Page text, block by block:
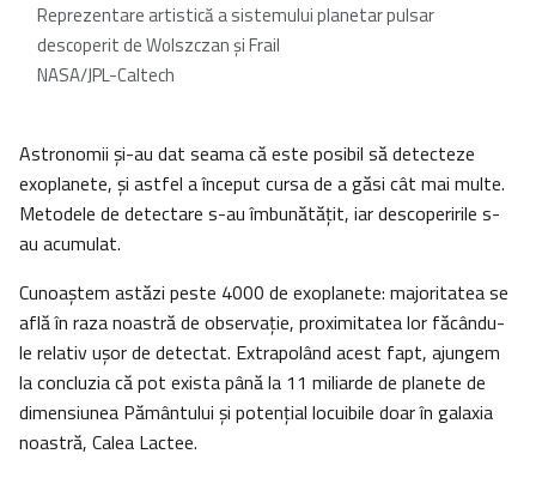
Reprezentare artistică a sistemului planetar pulsar
descoperit de Wolszczan și Frail
NASA/JPL-Caltech
Astronomii și-au dat seama că este posibil să detecteze
exoplanete, şi astfel a început cursa de a găsi cât mai multe.
Metodele de detectare s-au îmbunătățit, iar descoperirile s-
au acumulat.
Cunoaștem astăzi peste 4000 de exoplanete: majoritatea se
află în raza noastră de observaţie, proximitatea lor făcându-
le relativ ușor de detectat. Extrapolând acest fapt, ajungem
la concluzia că pot exista până la 11 miliarde de planete de
dimensiunea Pământului și potențial locuibile doar în galaxia
noastră, Calea Lactee.